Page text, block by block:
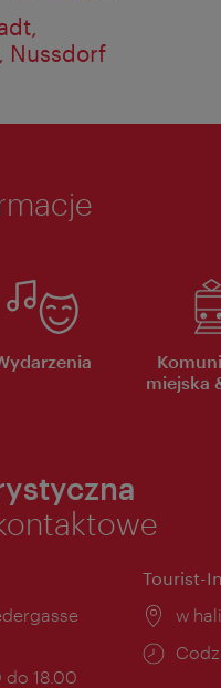
Nussdorf
miejska
18.00
Tourist-
w